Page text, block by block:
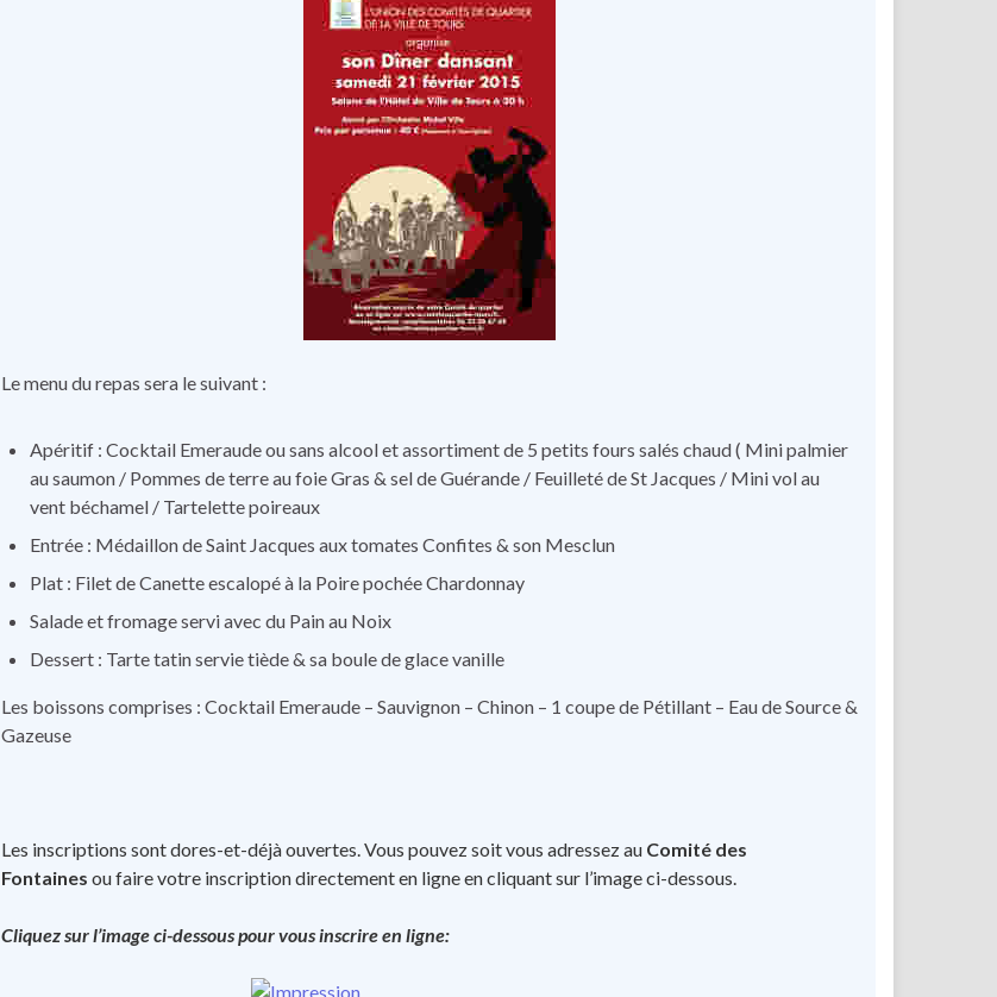
Le menu du repas sera le suivant :
Apéritif : Cocktail Emeraude ou sans alcool et assortiment de 5 petits fours salés chaud ( Mini palmier
au saumon / Pommes de terre au foie Gras & sel de Guérande / Feuilleté de St Jacques / Mini vol au
vent béchamel / Tartelette poireaux
Entrée : Médaillon de Saint Jacques aux tomates Confites & son Mesclun
Plat : Filet de Canette escalopé à la Poire pochée Chardonnay
Salade et fromage servi avec du Pain au Noix
Dessert : Tarte tatin servie tiède & sa boule de glace vanille
Les boissons comprises : Cocktail Emeraude – Sauvignon – Chinon – 1 coupe de Pétillant – Eau de Source &
Gazeuse
Les inscriptions sont dores-et-déjà ouvertes. Vous pouvez soit vous adressez au Comité des
Fontaines ou faire votre inscription directement en ligne en cliquant sur l’image ci-dessous.
Cliquez sur l’image ci-dessous pour vous inscrire en ligne: